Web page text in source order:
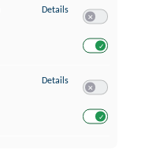
Details zu Analyse von
Details zu Entwicklung und